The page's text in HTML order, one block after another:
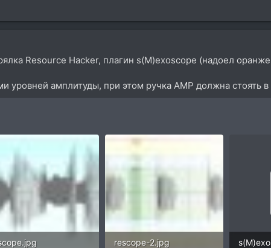
Resource Hacker, плагин s(M)exoscope (надоел
уровней амплитуды, при этом ручка AMP должна стоять
rescope-2.jpg